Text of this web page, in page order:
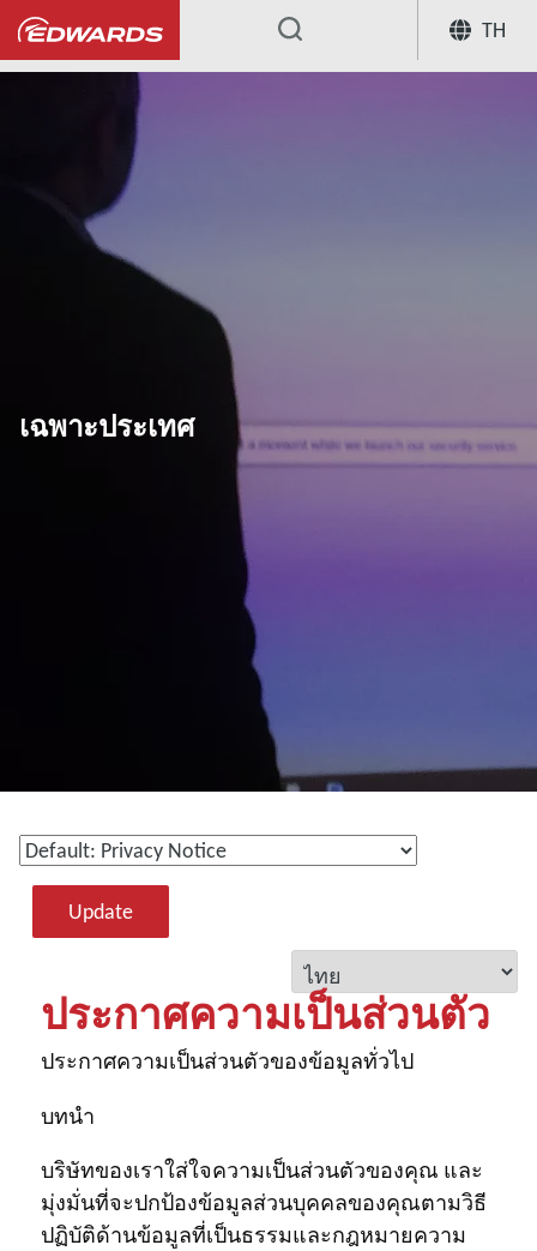
TH
...
เฉพาะประเทศ
Update
ประกาศความเป็นส่วนตัว
ประกาศความเป็นส่วนตัวของข้อมูลทั่วไป
บทนำ
บริษัทของเราใส่ใจความเป็นส่วนตัวของคุณ และ
มุ่งมั่นที่จะปกป้องข้อมูลส่วนบุคคลของคุณตามวิธี
ปฏิบัติด้านข้อมูลที่เป็นธรรมและกฎหมายความ